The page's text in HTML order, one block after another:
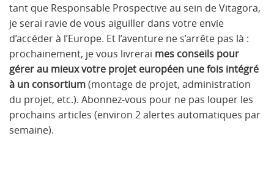
tant que Responsable Prospective au sein de Vitagora,
je serai ravie de vous aiguiller dans votre envie
d’accéder à l’Europe. Et l’aventure ne s’arrête pas là :
prochainement, je vous livrerai mes conseils pour
gérer au mieux votre projet européen une fois intégré
à un consortium(montage de projet, administration
du projet, etc.). Abonnez-vous pour ne pas louper les
prochains articles (environ 2 alertes automatiques par
semaine).